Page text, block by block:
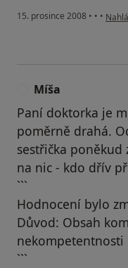
15. prosince 2008 • • •
Míša
Paní doktorka je
poměrně drahá.
sestřička poněkud
na nic - kdo dřív
```
Hodnocení bylo
Důvod: Obsah
nekompetentnosti
```